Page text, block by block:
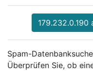
Spam-
Überprüfen Sie, ob